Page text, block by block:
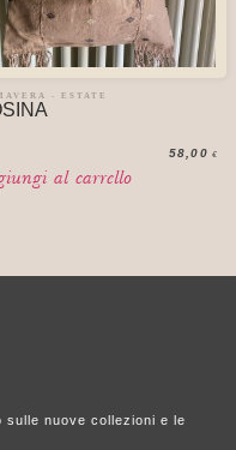
- ESTATE
58,00 €
al carrello
sulle nuove collezioni e le